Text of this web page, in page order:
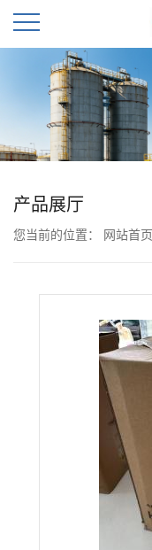
首
页
公
产品展厅
您当前的位置： 网站首页